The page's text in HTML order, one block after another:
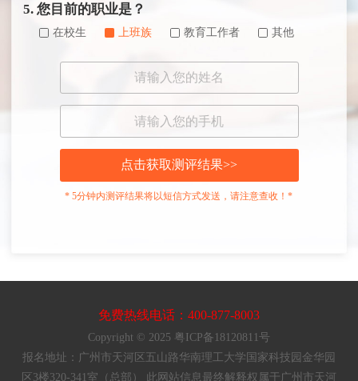
5. 您目前的职业是？
在校生 上班族 教育工作者 其他
点击获取测评结果>>
* 5分钟内测评结果将以短信方式发送，请注意查收！*
免费热线电话：400-877-8003
Copyright © 2025 粤ICP备18120811号
报名地址：广州市天河区五山路华南理工大学国家科技园金华园
区3楼320-341室（总部） 此网站信息最终解释权属于广州市天河